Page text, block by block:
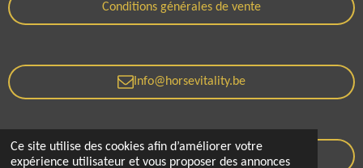
Ce site utilise des cookies afin d’améliorer votre
expérience utilisateur et vous proposer des annonces
Conditions générales de vente
Info@horsevitality.be
Politique de confidentialité